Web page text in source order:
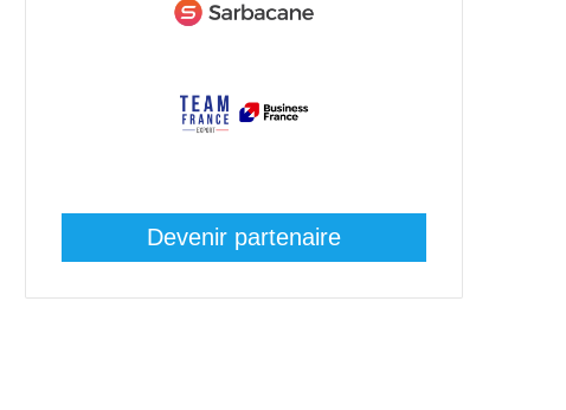
Devenir partenaire